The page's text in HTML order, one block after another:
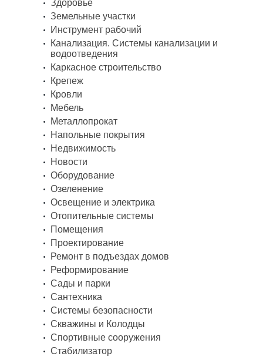
Здоровье
Земельные участки
Инструмент рабочий
Канализация. Системы канализации и
водоотведения
Каркасное строительство
Крепеж
Кровли
Мебель
Металлопрокат
Напольные покрытия
Недвижимость
Новости
Оборудование
Озеленение
Освещение и электрика
Отопительные системы
Помещения
Проектирование
Ремонт в подъездах домов
Реформирование
Сады и парки
Сантехника
Системы безопасности
Скважины и Колодцы
Спортивные сооружения
Стабилизатор